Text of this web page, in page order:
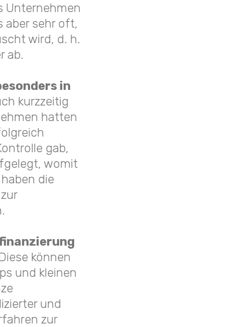
Unternehmen
aber sehr oft,
wird, d. h.
ab.
in
kurzzeitig
hatten
gab,
womit
die
können
und kleinen
und
zur